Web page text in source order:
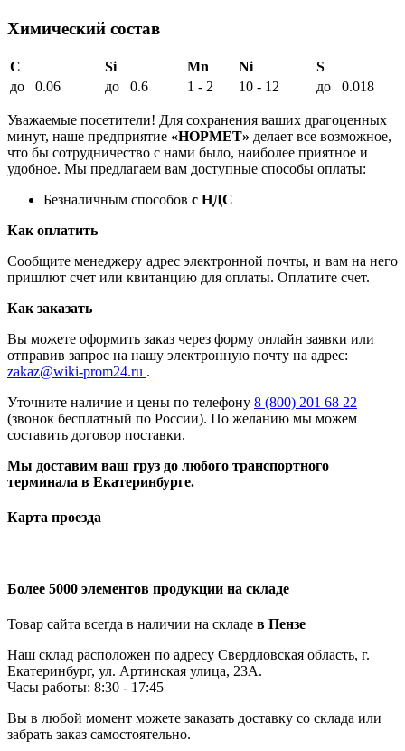
Химический состав
C Si Mn Ni
S
до 0.06
до 0.6 1 - 2 10 - 12 до 0.018
Уважаемые посетители! Для сохранения ваших драгоценных
минут, наше предприятие «НОРМЕТ» делает все возможное,
что бы сотрудничество с нами было, наиболее приятное и
удобное. Мы предлагаем вам доступные способы оплаты:
Безналичным способов с НДС
Как оплатить
Сообщите менеджеру адрес электронной почты, и вам на него
пришлют счет или квитанцию для оплаты. Оплатите счет.
Как заказать
Вы можете оформить заказ через форму онлайн заявки или
отправив запрос на нашу электронную почту на адрес:
zakaz@wiki-prom24.ru .
Уточните наличие и цены по телефону 8 (800) 201 68 22
(звонок бесплатный по России). По желанию мы можем
составить договор поставки.
Мы доставим ваш груз до любого транспортного
терминала в Екатеринбурге.
Карта проезда
Более 5000 элементов продукции на складе
Товар сайта всегда в наличии на складе в Пензе
Наш склад расположен по адресу Свердловская область, г.
Екатеринбург, ул. Артинская улица, 23А.
Часы работы: 8:30 - 17:45
Вы в любой момент можете заказать доставку со склада или
забрать заказ самостоятельно.